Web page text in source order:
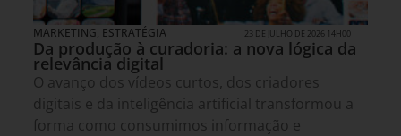
MARKETING, ESTRATÉGIA 23 DE JULHO DE 2026 14H00
Da produção à curadoria: a nova lógica da
relevância digital
O avanço dos vídeos curtos, dos criadores
digitais e da inteligência artificial transformou a
forma como consumimos informação e